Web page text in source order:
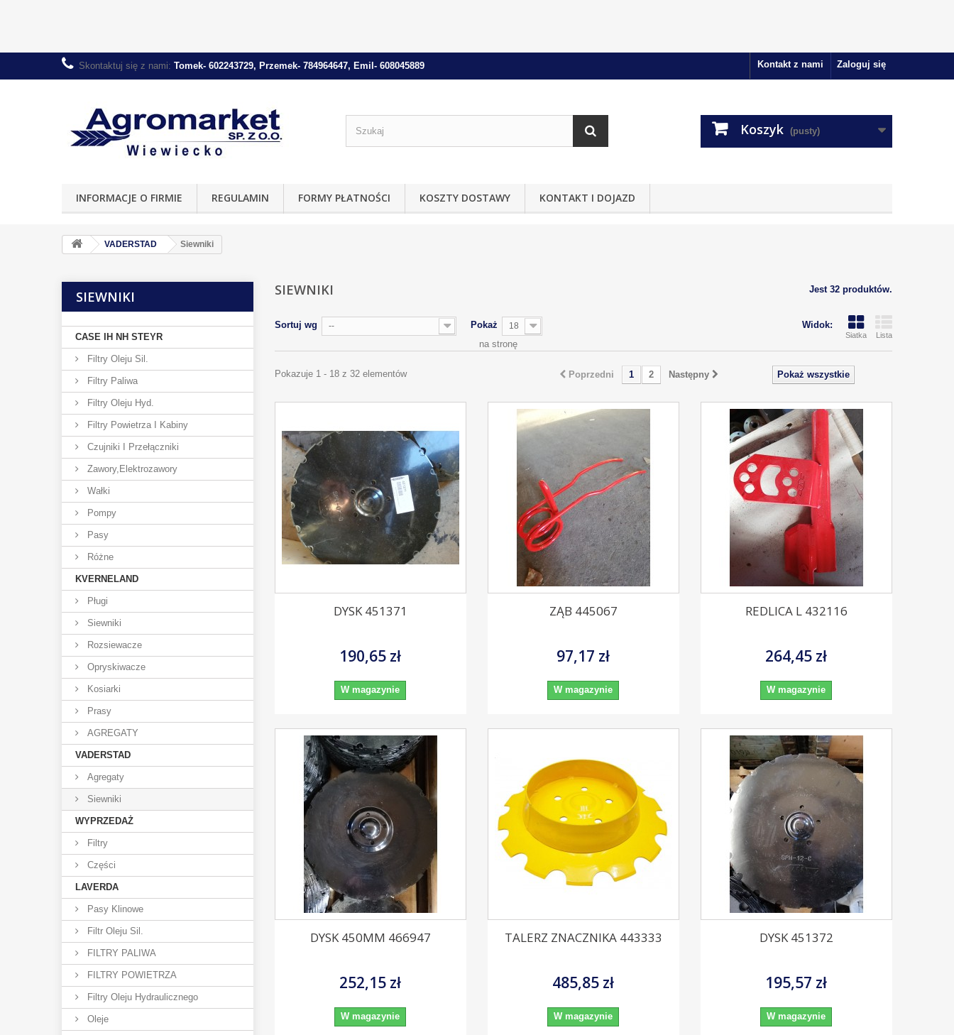
Zaloguj się
Kontakt z nami
Skontaktuj się z nami: Tomek- 602243729, Przemek- 784964647, Emil- 608045889
Koszyk (pusty)
INFORMACJE O FIRMIE REGULAMIN FORMY PŁATNOŚCI KOSZTY DOSTAWY KONTAKT I DOJAZD
VADERSTAD Siewniki
SIEWNIKI
CASE IH NH STEYR
Filtry Oleju Sil.
Filtry Paliwa
Filtry Oleju Hyd.
Filtry Powietrza I Kabiny
Czujniki I Przełączniki
Zawory,elektrozawory
Wałki
Pompy
Pasy
Różne
KVERNELAND
Pługi
Siewniki
Rozsiewacze
Opryskiwacze
Kosiarki
Prasy
AGREGATY
VADERSTAD
Agregaty
Siewniki
WYPRZEDAŻ
Filtry
Części
LAVERDA
Pasy Klinowe
Filtr Oleju Sil.
FILTRY PALIWA
FILTRY POWIETRZA
Filtry Oleju Hydraulicznego
Oleje
SIEWNIKI Jest 32 produktów.
Widok:
Siatka Lista
Sortuj wg -- Pokaż 18
na stronę
Pokaż wszystkie
Poprzedni 1 2 Następny
Pokazuje 1 - 18 z 32 elementów
DYSK 451371
190,65 zł
W magazynie
ZĄB 445067
97,17 zł
W magazynie
REDLICA L 432116
264,45 zł
W magazynie
DYSK 450MM 466947
252,15 zł
W magazynie
TALERZ ZNACZNIKA 443333
485,85 zł
W magazynie
DYSK 451372
195,57 zł
W magazynie